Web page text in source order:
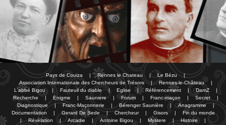
Pays de Couiza | Rennes le Chateau | Le Bézu
|
Association Internationale des Chercheurs de Trésors
| Rennes-le-Château
|
L'abbé Bigou
| Fauteuil du diable | Eglise | Référencement | DamZ
|
Recherche
| Enigme | Sauniere | Forum | Franc-maçon | Secret
|
Diagnostique
| Franc-Maçonnerie | Bérenger Saunière | Anagramme
|
Documentation
| Gerard De Sede | Chercheur | Gisors |
Fin du monde
|
Révélation | Arcadie | Antoine Bigou | Mystere | Histoire |